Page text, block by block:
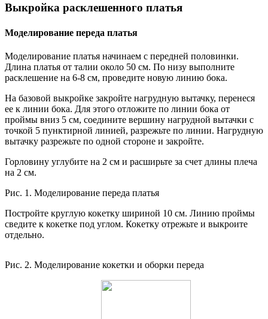
Выкройка расклешенного платья
Моделирование переда платья
Моделирование платья начинаем с передней половинки.
Длина платья от талии около 50 см. По низу выполните
расклешение на 6-8 см, проведите новую линию бока.
На базовой выкройке закройте нагрудную вытачку, перенеся
ее к линии бока. Для этого отложите по линии бока от
проймы вниз 5 см, соедините вершину нагрудной вытачки с
точкой 5 пунктирной линией, разрежьте по линии. Нагрудную
вытачку разрежьте по одной стороне и закройте.
Горловину углубите на 2 см и расширьте за счет длины плеча
на 2 см.
Рис. 1. Моделирование переда платья
Постройте круглую кокетку шириной 10 см. Линию проймы
сведите к кокетке под углом. Кокетку отрежьте и выкроите
отдельно.
Рис. 2. Моделирование кокетки и оборки переда